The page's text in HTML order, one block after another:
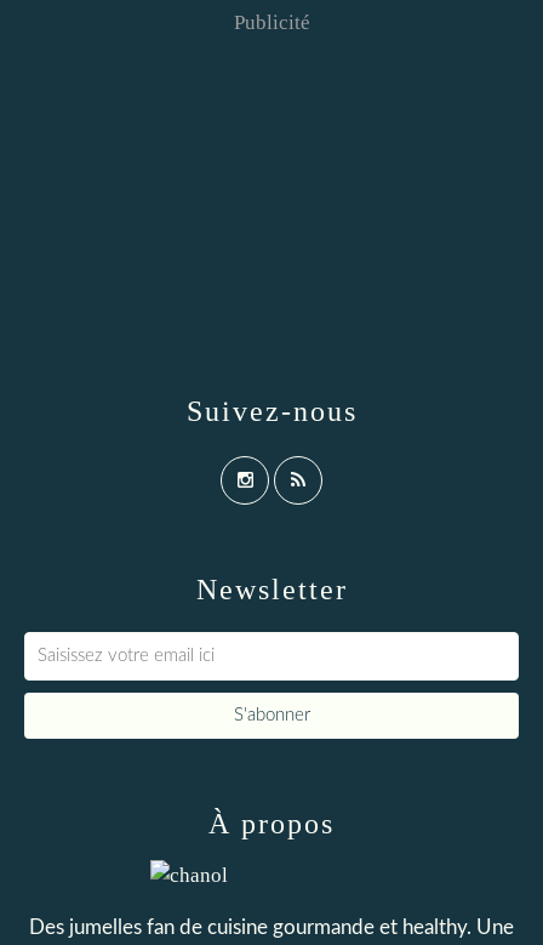
Newsletter
Publicité
Suivez-nous
À propos
Des jumelles fan de cuisine gourmande et healthy. Une